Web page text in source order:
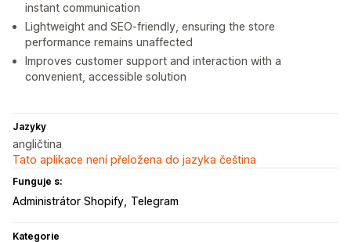
instant communication
Lightweight and SEO-friendly, ensuring the store
performance remains unaffected
Improves customer support and interaction with a
convenient, accessible solution
Jazyky
angličtina
Tato aplikace není přeložena do jazyka čeština
Funguje s:
Administrátor Shopify Telegram
Kategorie